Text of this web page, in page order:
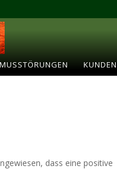
dass eine positive